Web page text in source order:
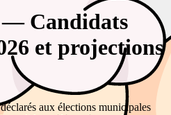
— Candidats
et projections
aux élections municipales